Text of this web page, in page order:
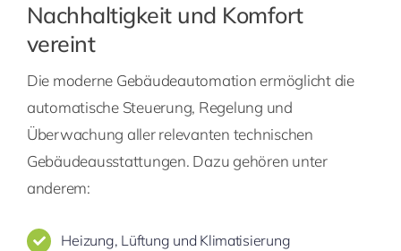
Nachhaltigkeit und Komfort
vereint
Die moderne Gebäudeautomation ermöglicht die
automatische Steuerung, Regelung und
Überwachung aller relevanten technischen
Gebäudeausstattungen. Dazu gehören unter
anderem:
Heizung, Lüftung und Klimatisierung